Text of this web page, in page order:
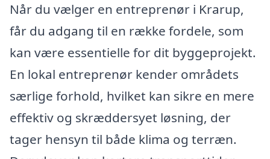
Når du vælger en entreprenør i Krarup,
får du adgang til en række fordele, som
kan være essentielle for dit byggeprojekt.
En lokal entreprenør kender områdets
særlige forhold, hvilket kan sikre en mere
effektiv og skræddersyet løsning, der
tager hensyn til både klima og terræn.